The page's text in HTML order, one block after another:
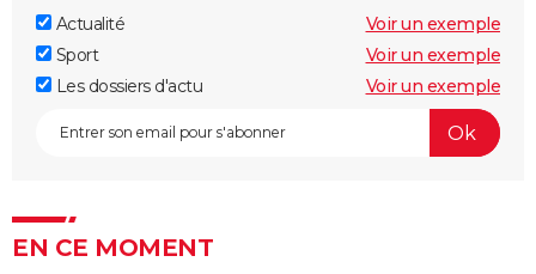
Actualité
Voir un exemple
Sport
Voir un exemple
Les dossiers d'actu
Voir un exemple
EN CE MOMENT